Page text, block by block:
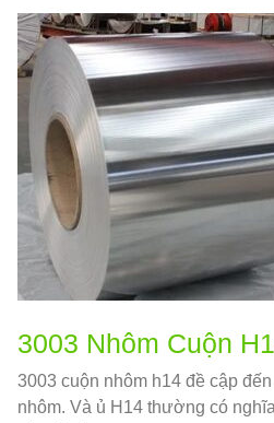
3003 Nhôm Cuộn
3003 cuộn nhôm h14 đề cập
nhôm. Và ủ H14 thường có